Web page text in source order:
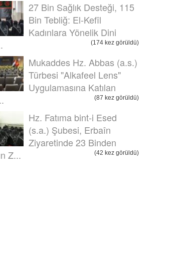
27 Bin Sağlık Desteği, 115
Bin Tebliğ: El-Kefîl
Kadınlara Yönelik Dini
(174 kez görüldü)
Mukaddes Hz. Abbas (a.s.)
Türbesi "Alkafeel Lens"
Uygulamasına Katılan
(87 kez görüldü)
Hz. Fatıma bint-i Esed
(s.a.) Şubesi, Erbaîn
Ziyaretinde 23 Binden
Z...
(42 kez görüldü)